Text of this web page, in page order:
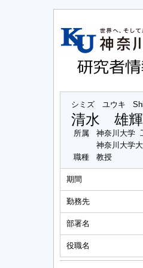
シミズ ユウキ
清水 雄輝
所属
神奈川大学
神奈川大学
職種
教授
期間
勤務先
部署名
役職名